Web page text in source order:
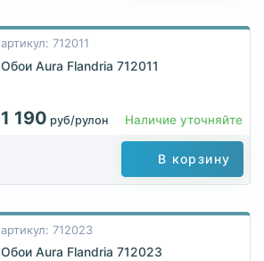
артикул: 712011
Обои Aura Flandria 712011
1 190 руб/рулон Наличие уточняйте
В корзину
артикул: 712023
Обои Aura Flandria 712023